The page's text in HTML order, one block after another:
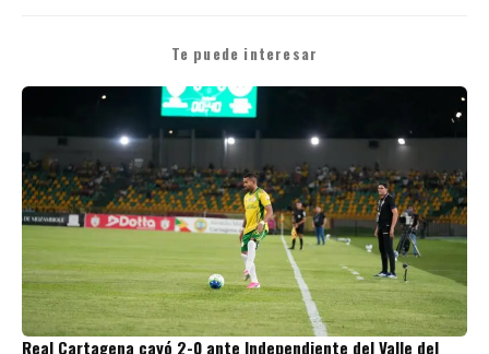
Te puede interesar
Real Cartagena cayó 2-0 ante Independiente del Valle del